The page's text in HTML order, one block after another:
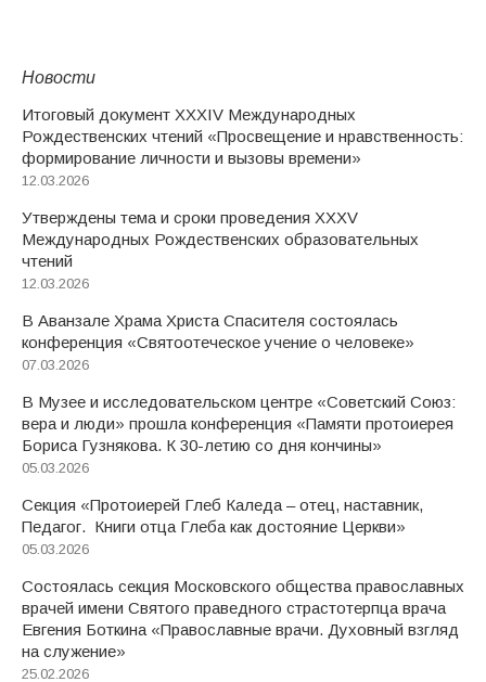
Новости
Итоговый документ XXХIV Международных
Рождественских чтений «Просвещение и нравственность:
формирование личности и вызовы времени»
12.03.2026
Утверждены тема и сроки проведения XXXV
Международных Рождественских образовательных
чтений
12.03.2026
В Аванзале Храма Христа Спасителя состоялась
конференция «Святоотеческое учение о человеке»
07.03.2026
В Музее и исследовательском центре «Советский Союз:
вера и люди» прошла конференция «Памяти протоиерея
Бориса Гузнякова. К 30-летию со дня кончины»
05.03.2026
Секция «Протоиерей Глеб Каледа – отец, наставник,
Педагог. Книги отца Глеба как достояние Церкви»
05.03.2026
Состоялась секция Московского общества православных
врачей имени Святого праведного страстотерпца врача
Евгения Боткина «Православные врачи. Духовный взгляд
на служение»
25.02.2026